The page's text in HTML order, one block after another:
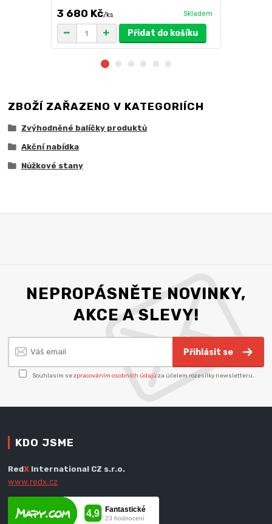
3 680 Kč/ks Skladem
Přidat do košíku
ZBOŽÍ ZAŘAZENO V KATEGORIÍCH
Zvýhodněné balíčky produktů
Akční nabídka
Nůžkové stany
NEPROPÁSNĚTE NOVINKY,
AKCE A SLEVY!
Přihlásit se
Souhlasím sezpracováním osobních údajů za účelem rozesílky newsletteru.
KDO JSME
RedX International CZ s.r.o.
www.redx.cz